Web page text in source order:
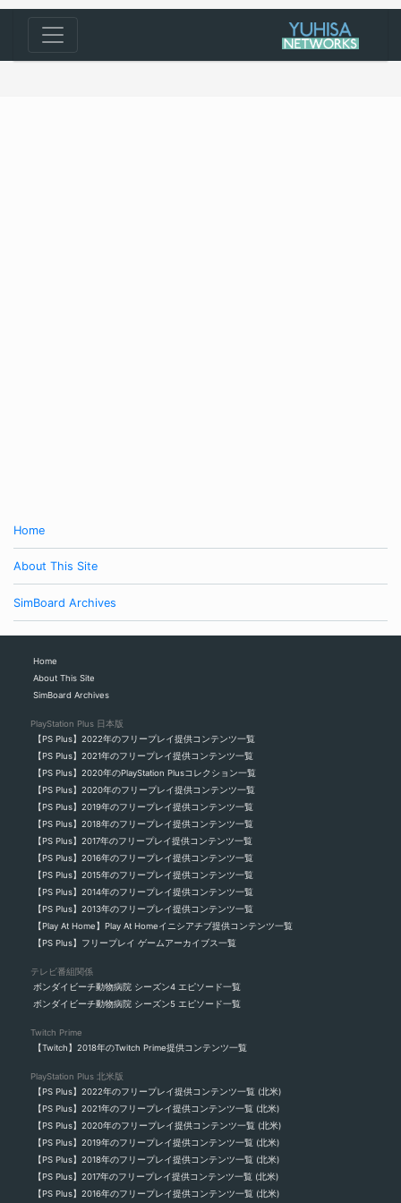
Home
About This Site
SimBoard Archives
Home
About This Site
SimBoard Archives
PlayStation Plus 日本版
【PS Plus】2022年のフリープレイ提供コンテンツ一覧
【PS Plus】2021年のフリープレイ提供コンテンツ一覧
【PS Plus】2020年のPlayStation Plusコレクション一覧
【PS Plus】2020年のフリープレイ提供コンテンツ一覧
【PS Plus】2019年のフリープレイ提供コンテンツ一覧
【PS Plus】2018年のフリープレイ提供コンテンツ一覧
【PS Plus】2017年のフリープレイ提供コンテンツ一覧
【PS Plus】2016年のフリープレイ提供コンテンツ一覧
【PS Plus】2015年のフリープレイ提供コンテンツ一覧
【PS Plus】2014年のフリープレイ提供コンテンツ一覧
【PS Plus】2013年のフリープレイ提供コンテンツ一覧
【Play At Home】Play At Homeイニシアチブ提供コンテンツ一覧
【PS Plus】フリープレイ ゲームアーカイブス一覧
テレビ番組関係
ボンダイビーチ動物病院 シーズン4 エピソード一覧
ボンダイビーチ動物病院 シーズン5 エピソード一覧
Twitch Prime
【Twitch】2018年のTwitch Prime提供コンテンツ一覧
PlayStation Plus 北米版
【PS Plus】2022年のフリープレイ提供コンテンツ一覧 (北米)
【PS Plus】2021年のフリープレイ提供コンテンツ一覧 (北米)
【PS Plus】2020年のフリープレイ提供コンテンツ一覧 (北米)
【PS Plus】2019年のフリープレイ提供コンテンツ一覧 (北米)
【PS Plus】2018年のフリープレイ提供コンテンツ一覧 (北米)
【PS Plus】2017年のフリープレイ提供コンテンツ一覧 (北米)
【PS Plus】2016年のフリープレイ提供コンテンツ一覧 (北米)